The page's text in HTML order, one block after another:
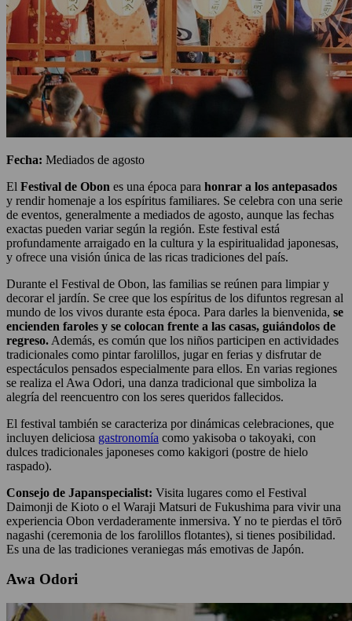
Fecha: Mediados de agosto
El Festival de Obon es una época para honrar a los antepasados
y rendir homenaje a los espíritus familiares. Se celebra con una serie
de eventos, generalmente a mediados de agosto, aunque las fechas
exactas pueden variar según la región. Este festival está
profundamente arraigado en la cultura y la espiritualidad japonesas,
y ofrece una visión única de las ricas tradiciones del país.
Durante el Festival de Obon, las familias se reúnen para limpiar y
decorar el jardín. Se cree que los espíritus de los difuntos regresan al
mundo de los vivos durante esta época. Para darles la bienvenida, se
encienden faroles y se colocan frente a las casas, guiándolos de
regreso. Además, es común que los niños participen en actividades
tradicionales como pintar farolillos, jugar en ferias y disfrutar de
espectáculos pensados especialmente para ellos. En varias regiones
se realiza el Awa Odori, una danza tradicional que simboliza la
alegría del reencuentro con los seres queridos fallecidos.
El festival también se caracteriza por dinámicas celebraciones, que
incluyen deliciosa gastronomía como yakisoba o takoyaki, con
dulces tradicionales japoneses como kakigori (postre de hielo
raspado).
Consejo de Japanspecialist: Visita lugares como el Festival
Daimonji de Kioto o el Waraji Matsuri de Fukushima para vivir una
experiencia Obon verdaderamente inmersiva. Y no te pierdas el tōrō
nagashi (ceremonia de los farolillos flotantes), si tienes posibilidad.
Es una de las tradiciones veraniegas más emotivas de Japón.
Awa Odori